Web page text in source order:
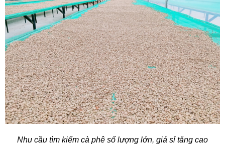
Nhu cầu tìm kiếm cà phê số lượng lớn, giá sỉ tăng cao